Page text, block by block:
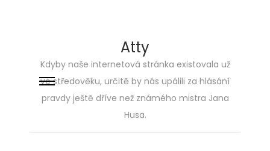
Skip
Skip
Atty
Kdyby naše internetová stránka existovala už
ve středověku, určitě by nás upálili za hlásání
pravdy ještě dříve než známého mistra Jana
Husa.